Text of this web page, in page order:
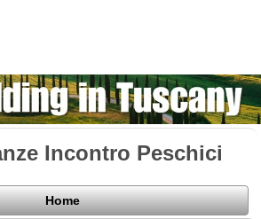
Incontro Peschici
Home